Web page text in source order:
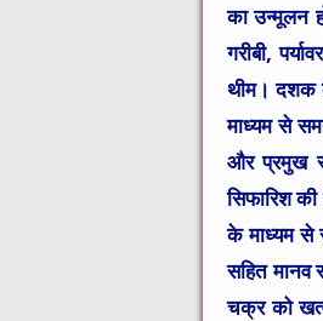
का उन्मूलन
गरीबी,
थीम। दशक के
माध्यम से
और प्रमुख
सिफारिश की
के माध्यम से
सहित
चक्र को